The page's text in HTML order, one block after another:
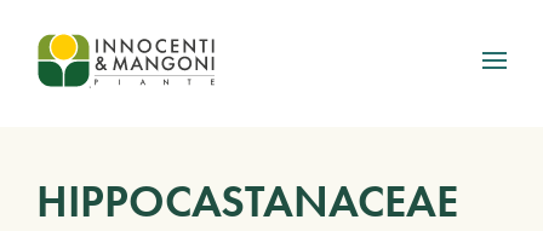
Skip to main content
HIPPOCASTANACEAE